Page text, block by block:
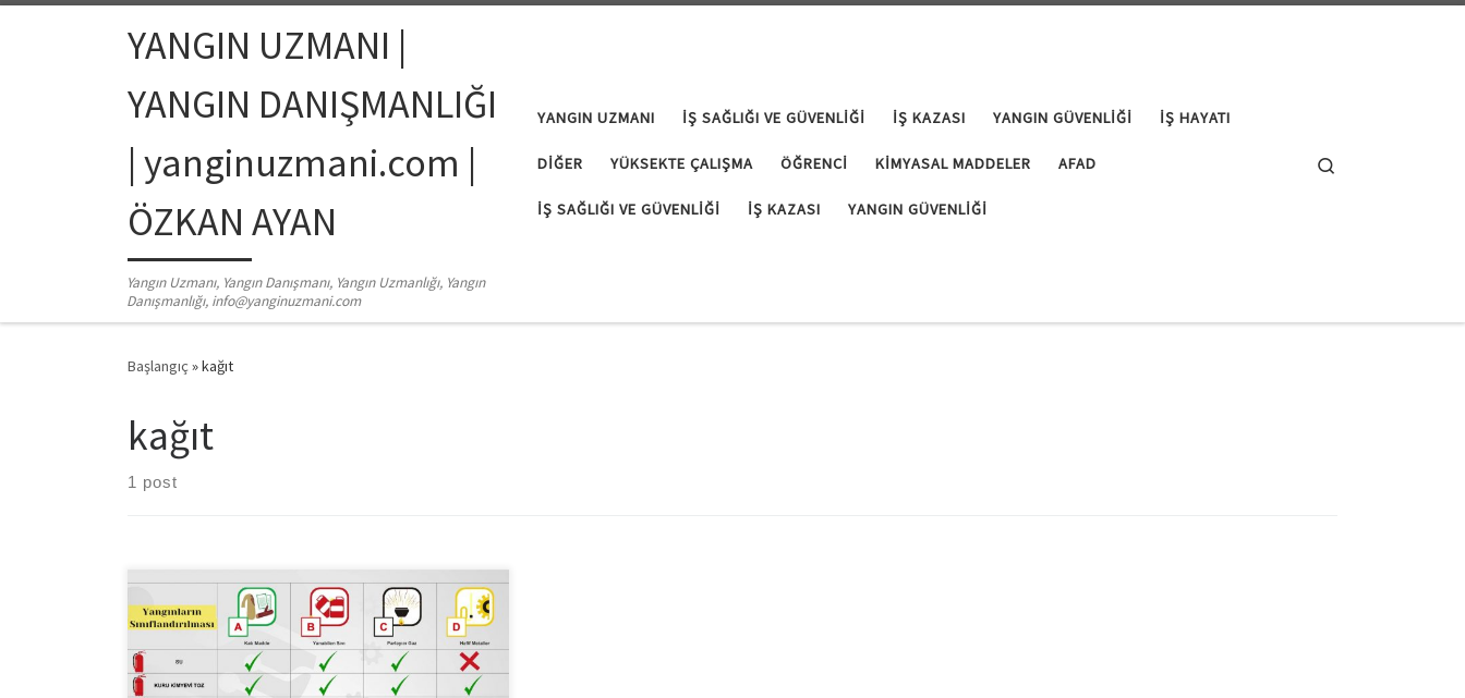
Skip to contentYANGIN UZMANI |
YANGIN DANIŞMANLIĞI
| yanginuzmani.com |
ÖZKAN AYAN
Yangın Uzmanı, Yangın Danışmanı, Yangın Uzmanlığı, Yangın
Danışmanlığı, info@yanginuzmani.com
YANGIN UZMANI İŞ SAĞLIĞI VE GÜVENLIĞI İŞ KAZASI YANGIN GÜVENLIĞI İŞ HAYATI
DIĞER YÜKSEKTE ÇALIŞMA ÖĞRENCI KIMYASAL MADDELER AFAD
İŞ SAĞLIĞI VE GÜVENLIĞI İŞ KAZASI YANGIN GÜVENLIĞI
Başlangıç »kağıt
kağıt
1 post
Yangınların Sınıflandırılması Yangınları yanmakta olan
maddeye göre 4 sınıfta toplayabiliriz. A sınıfı yangınlar:
Tahta, kağıt, elyaf, pamuk gibi katı madde yangınlarıdır.
B sınıfı yangınlar: Benzin, benzol, yağlar, yağlı boyalar,